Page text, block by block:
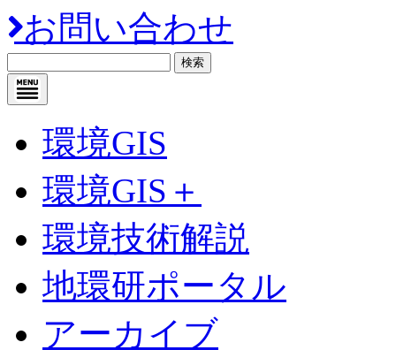
お問い合わせ
検索
環境GIS
環境GIS＋
環境技術解説
地環研ポータル
アーカイブ